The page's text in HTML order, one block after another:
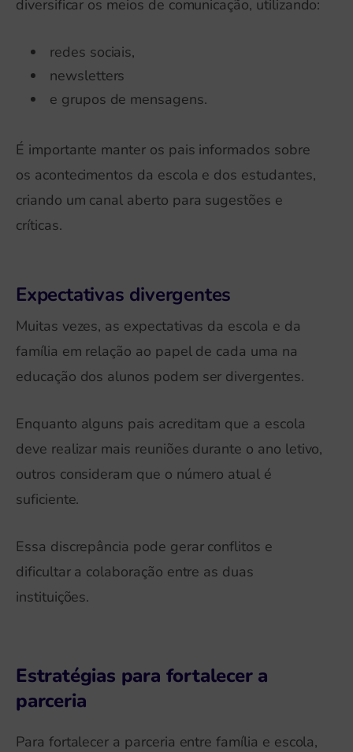
diversificar os meios de comunicação, utilizando:
redes sociais,
newsletters
e grupos de mensagens.
É importante manter os pais informados sobre
os acontecimentos da escola e dos estudantes,
criando um canal aberto para sugestões e
críticas.
Expectativas divergentes
Muitas vezes, as expectativas da escola e da
família em relação ao papel de cada uma na
educação dos alunos podem ser divergentes.
Enquanto alguns pais acreditam que a escola
deve realizar mais reuniões durante o ano letivo,
outros consideram que o número atual é
suficiente.
Essa discrepância pode gerar conflitos e
dificultar a colaboração entre as duas
instituições.
Estratégias para fortalecer a
parceria
Para fortalecer a parceria entre família e escola,